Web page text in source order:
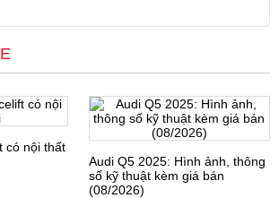
có nội thất
Audi Q5 2025: Hình ảnh, thông
số kỹ thuật kèm giá bán
(08/2026)